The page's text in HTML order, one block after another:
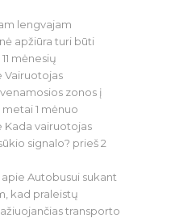
lengvajam
apžiūra turi būti
mėnesių
Vairuotojas
zonos į
metai 1 mėnuo
Kada vairuotojas
signalo? prieš 2
apieAutobusui sukant
kad praleistų
transporto